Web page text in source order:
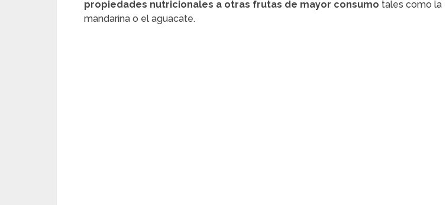
propiedades nutricionales a otras frutas de mayor consumo tales como la
mandarina o el aguacate.